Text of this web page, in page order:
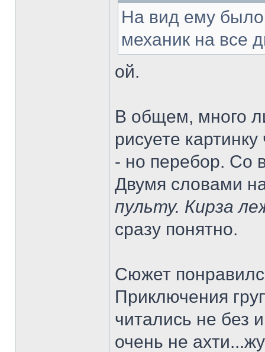
На вид ему было
механик на все
ой.
В общем, много
рисуете
- но перебор. Со
Двумя словами
пульту. Кирза
сразу понятно.
Сюжет
Приключения
читались не без
очень не